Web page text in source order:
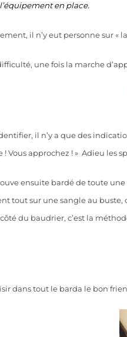
en place.
il n’y eut personne sur «
une fois la marche
il n’y a que des
! Vous approchez ! » Adieu les
ensuite bardé de toute
tout sur une sangle au buste,
du baudrier, c’est la
dans tout le barda le bon